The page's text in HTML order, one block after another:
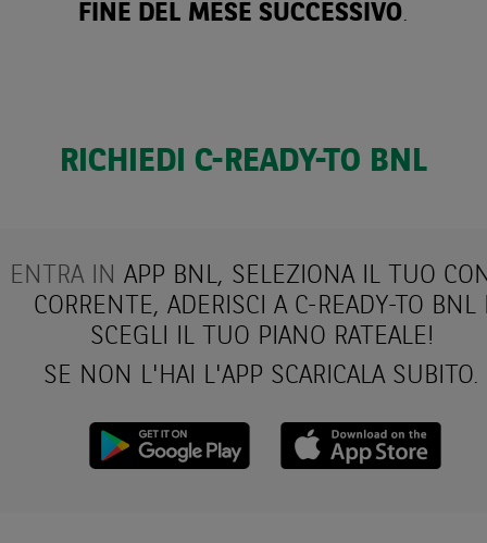
FINE DEL MESE SUCCESSIVO.
RICHIEDI C-READY-TO BNL
ENTRA IN APP BNL, SELEZIONA IL TUO
CORRENTE, ADERISCI A C-READY-TO BNL
SCEGLI IL TUO PIANO RATEALE!
SE NON L'HAI L'APP SCARICALA SUBITO.